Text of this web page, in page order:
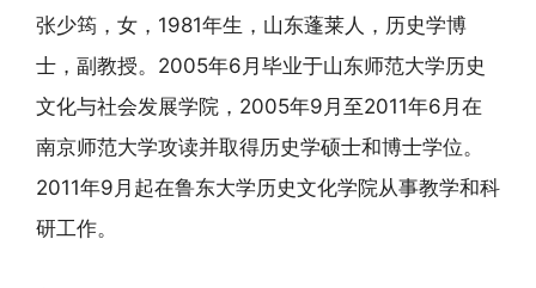
张少筠，女，1981年生，山东蓬莱人，历史学博
士，副教授。2005年6月毕业于山东师范大学历史
文化与社会发展学院，2005年9月至2011年6月在
南京师范大学攻读并取得历史学硕士和博士学位。
2011年9月起在鲁东大学历史文化学院从事教学和科
研工作。